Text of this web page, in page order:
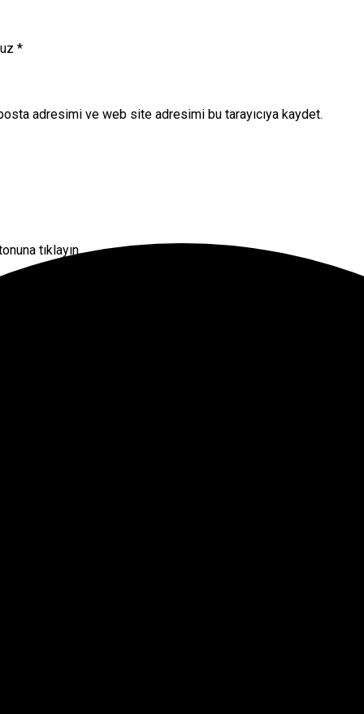
tıklayın.
*
adresimi ve web site adresimi bu tarayıcıya kaydet.